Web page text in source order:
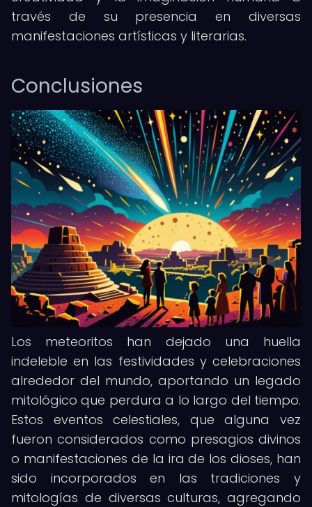
través de su presencia en diversas
manifestaciones artísticas y literarias.
Conclusiones
Los meteoritos han dejado una huella
indeleble en las festividades y celebraciones
alrededor del mundo, aportando un legado
mitológico que perdura a lo largo del tiempo.
Estos eventos celestiales, que alguna vez
fueron considerados como presagios divinos
o manifestaciones de la ira de los dioses, han
sido incorporados en las tradiciones y
mitologías de diversas culturas, agregando